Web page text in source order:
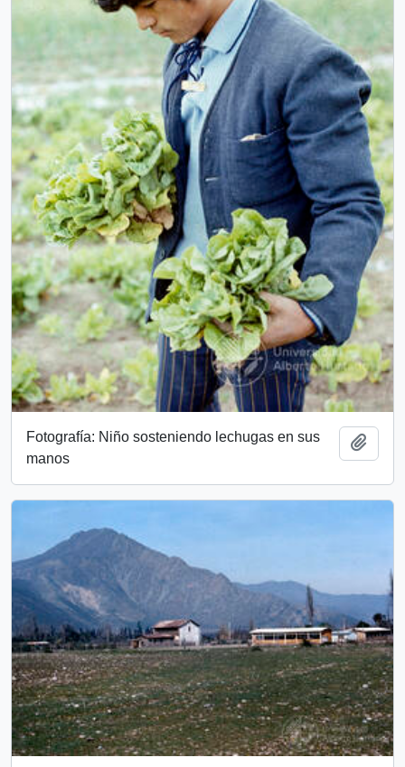
Fotografía: Niño sosteniendo lechugas en sus
manos